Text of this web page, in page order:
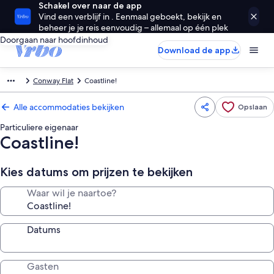
Schakel over naar de app
Vind een verblijf in . Eenmaal geboekt, bekijk en
beheer je je reis eenvoudig – allemaal op één plek
Doorgaan naar hoofdinhoud
Download de app
Conway Flat Coastline!
Alle accommodaties bekijken Opslaan
Particuliere eigenaar
Coastline!
Kies datums om prijzen te bekijken
Waar wil je naartoe?
Datums
Gasten